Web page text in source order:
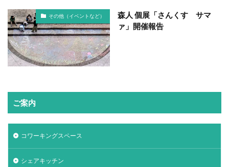
その他（イベントなど）
森人 個展「さんくす サマ
ァ」開催報告
ご案内
コワーキングスペース
シェアキッチン